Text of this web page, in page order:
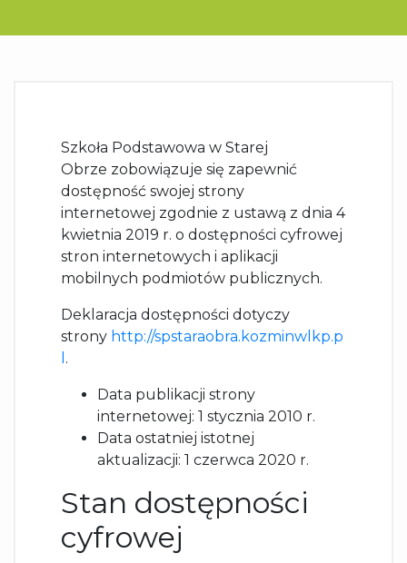
Szkoła Podstawowa w Starej
Obrze zobowiązuje się zapewnić
dostępność swojej strony
internetowej zgodnie z ustawą z dnia 4
kwietnia 2019 r. o dostępności cyfrowej
stron internetowych i aplikacji
mobilnych podmiotów publicznych.
Deklaracja dostępności dotyczy
strony http://spstaraobra.kozminwlkp.p
.
Data publikacji strony
internetowej: 1 stycznia 2010 r.
Data ostatniej istotnej
aktualizacji: 1 czerwca 2020 r.
Stan dostępności
cyfrowej